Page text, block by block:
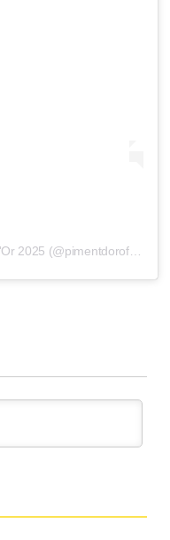
Une publication partagée par Piment d'Or 2025 (@pimentdorofficiel)